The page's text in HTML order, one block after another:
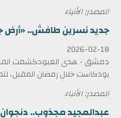
المصدر: الأنباء
جديد نسرين طافش.. «أرض
2026-02-18
دمشق - هدى العبودكشفت
بودكاست خلال رمضان المقبل،
المصدر: الأنباء
عبدالمجيد مجذوب.. دنجوان